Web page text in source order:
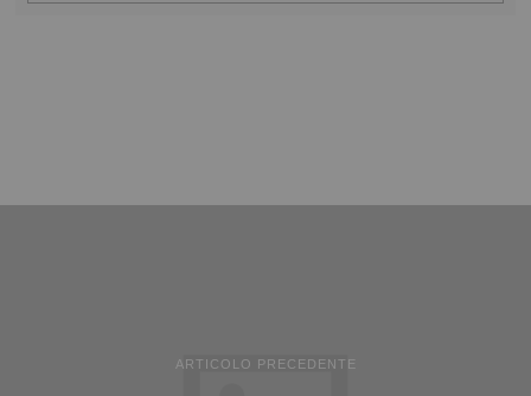
ARTICOLO PRECEDENTE